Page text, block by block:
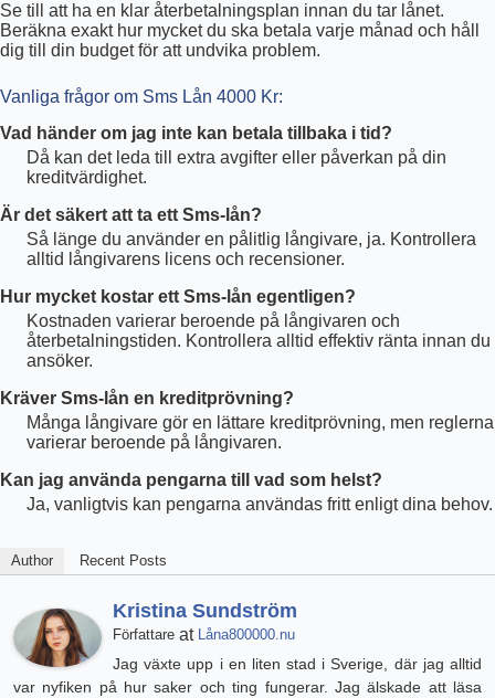
Se till att ha en klar återbetalningsplan innan du tar lånet.
Beräkna exakt hur mycket du ska betala varje månad och håll
dig till din budget för att undvika problem.
Vanliga frågor om Sms Lån 4000 Kr:
Vad händer om jag inte kan betala tillbaka i tid?
Då kan det leda till extra avgifter eller påverkan på din
kreditvärdighet.
Är det säkert att ta ett Sms-lån?
Så länge du använder en pålitlig långivare, ja. Kontrollera
alltid långivarens licens och recensioner.
Hur mycket kostar ett Sms-lån egentligen?
Kostnaden varierar beroende på långivaren och
återbetalningstiden. Kontrollera alltid effektiv ränta innan du
ansöker.
Kräver Sms-lån en kreditprövning?
Många långivare gör en lättare kreditprövning, men reglerna
varierar beroende på långivaren.
Kan jag använda pengarna till vad som helst?
Ja, vanligtvis kan pengarna användas fritt enligt dina behov.
Author Recent Posts
Kristina Sundström
Författare at Låna800000.nu
Jag växte upp i en liten stad i Sverige, där jag alltid
var nyfiken på hur saker och ting fungerar. Jag älskade att läsa